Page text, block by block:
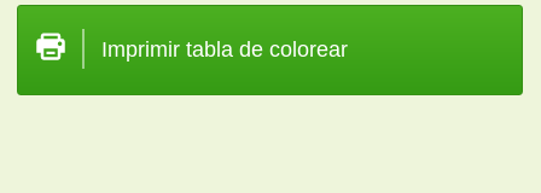
Imprimir tabla de colorear